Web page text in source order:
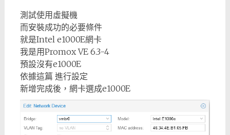
測試使用虛擬機
而安裝成功的必要條件
就是Intel e1000E網卡
我是用Promox VE 6.3-4
預設沒有e1000E
依據這篇 進行設定
新增完成後，網卡選成e1000E